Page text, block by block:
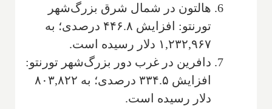
هالتون در شمال شرق بزرگ‌شهر
تورنتو: افزایش ۴۴۶.۸ درصدی؛ به
۱,۲۳۲,۹۶۷ دلار رسیده است.
دافرین در غرب دور بزرگ‌شهر تورنتو:
افزایش ۳۳۴.۵ درصدی؛ به ۸۰۳,۸۲۲
دلار رسیده است.